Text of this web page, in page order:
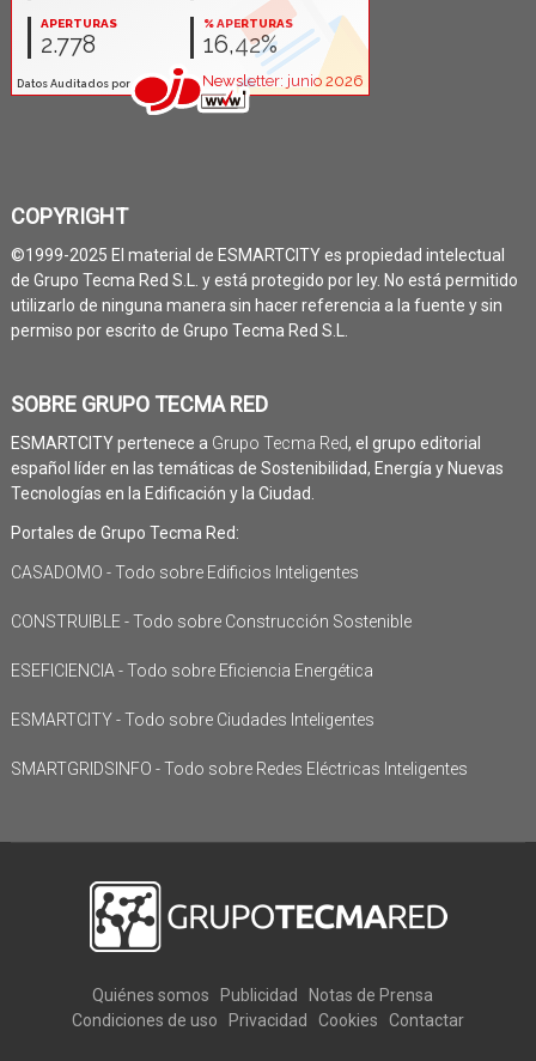
COPYRIGHT
©1999-2025 El material de ESMARTCITY es propiedad intelectual
de Grupo Tecma Red S.L. y está protegido por ley. No está permitido
utilizarlo de ninguna manera sin hacer referencia a la fuente y sin
permiso por escrito de Grupo Tecma Red S.L.
SOBRE GRUPO TECMA RED
ESMARTCITY pertenece a Grupo Tecma Red, el grupo editorial
español líder en las temáticas de Sostenibilidad, Energía y Nuevas
Tecnologías en la Edificación y la Ciudad.
Portales de Grupo Tecma Red:
CASADOMO - Todo sobre Edificios Inteligentes
CONSTRUIBLE - Todo sobre Construcción Sostenible
ESEFICIENCIA - Todo sobre Eficiencia Energética
ESMARTCITY - Todo sobre Ciudades Inteligentes
SMARTGRIDSINFO - Todo sobre Redes Eléctricas Inteligentes
Quiénes somos Publicidad
Notas de Prensa
Condiciones de uso
Privacidad Cookies Contactar